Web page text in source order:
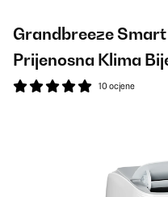
Grandbreeze Smart
Prijenosna Klima
10 ocjene